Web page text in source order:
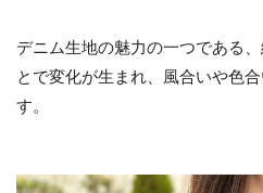
デニム生地の魅力の一つである
とで変化が生まれ、風合いや色
す。